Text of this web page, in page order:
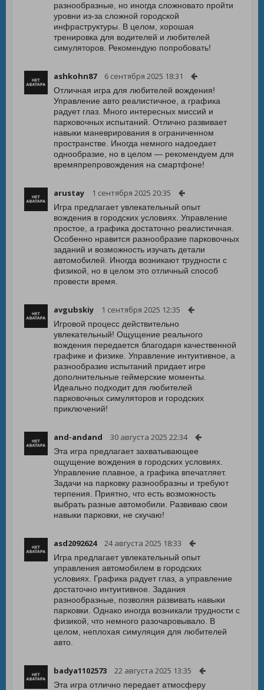
разнообразные, но иногда сложновато пройти
уровни из-за сложной городской
инфраструктуры. В целом, хорошая
тренировка для водителей и любителей
симуляторов. Рекомендую попробовать!
ashkohn87 6 сентября 2025 18:31
Отличная игра для любителей вождения!
Управление авто реалистичное, а графика
радует глаз. Много интересных миссий и
парковочных испытаний. Отлично развивает
навыки маневрирования в ограниченном
пространстве. Иногда немного надоедает
однообразие, но в целом — рекомендуем для
времяпрепровождения на смартфоне!
arustay 1 сентября 2025 20:35
Игра предлагает увлекательный опыт
вождения в городских условиях. Управление
простое, а графика достаточно реалистичная.
Особенно нравится разнообразие парковочных
заданий и возможность изучать детали
автомобилей. Иногда возникают трудности с
физикой, но в целом это отличный способ
провести время.
avgubskiy 1 сентября 2025 12:35
Игровой процесс действительно
увлекательный! Ощущение реального
вождения передается благодаря качественной
графике и физике. Управление интуитивное, а
разнообразие испытаний придает игре
дополнительные геймерские моменты.
Идеально подходит для любителей
парковочных симуляторов и городских
приключений!
and-andand 30 августа 2025 22:34
Эта игра предлагает захватывающее
ощущение вождения в городских условиях.
Управление плавное, а графика впечатляет.
Задачи на парковку разнообразны и требуют
терпения. Приятно, что есть возможность
выбрать разные автомобили. Развиваю свои
навыки парковки, не скучаю!
asd2092624 24 августа 2025 18:33
Игра предлагает увлекательный опыт
управления автомобилем в городских
условиях. Графика радует глаз, а управление
достаточно интуитивное. Задания
разнообразные, позволяя развивать навыки
парковки. Однако иногда возникали трудности с
физикой, что немного разочаровывало. В
целом, неплохая симуляция для любителей
авто.
badya1102573 22 августа 2025 13:35
Эта игра отлично передает атмосферу